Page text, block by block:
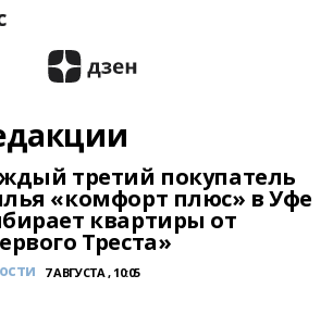
третий покупатель
«комфорт плюс» в Уфе
квартиры от
Треста»
7 АВГУСТА , 10:05